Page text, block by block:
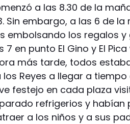
a las 8.30 de la
Sin embargo, a las 6 de
embolsando los regalos
7 en punto El Gino y El
más tarde, todos
Reyes a llegar a
festejo en cada plaza
refrigerios y habían
a los niños y a sus